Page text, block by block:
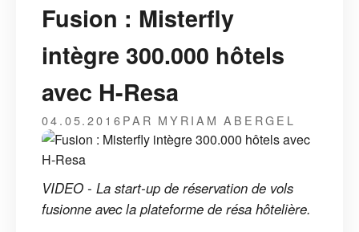
Fusion : Misterfly
intègre 300.000 hôtels
avec H-Resa
04.05.2016PAR MYRIAM ABERGEL
VIDEO - La start-up de réservation de vols
fusionne avec la plateforme de résa hôtelière.